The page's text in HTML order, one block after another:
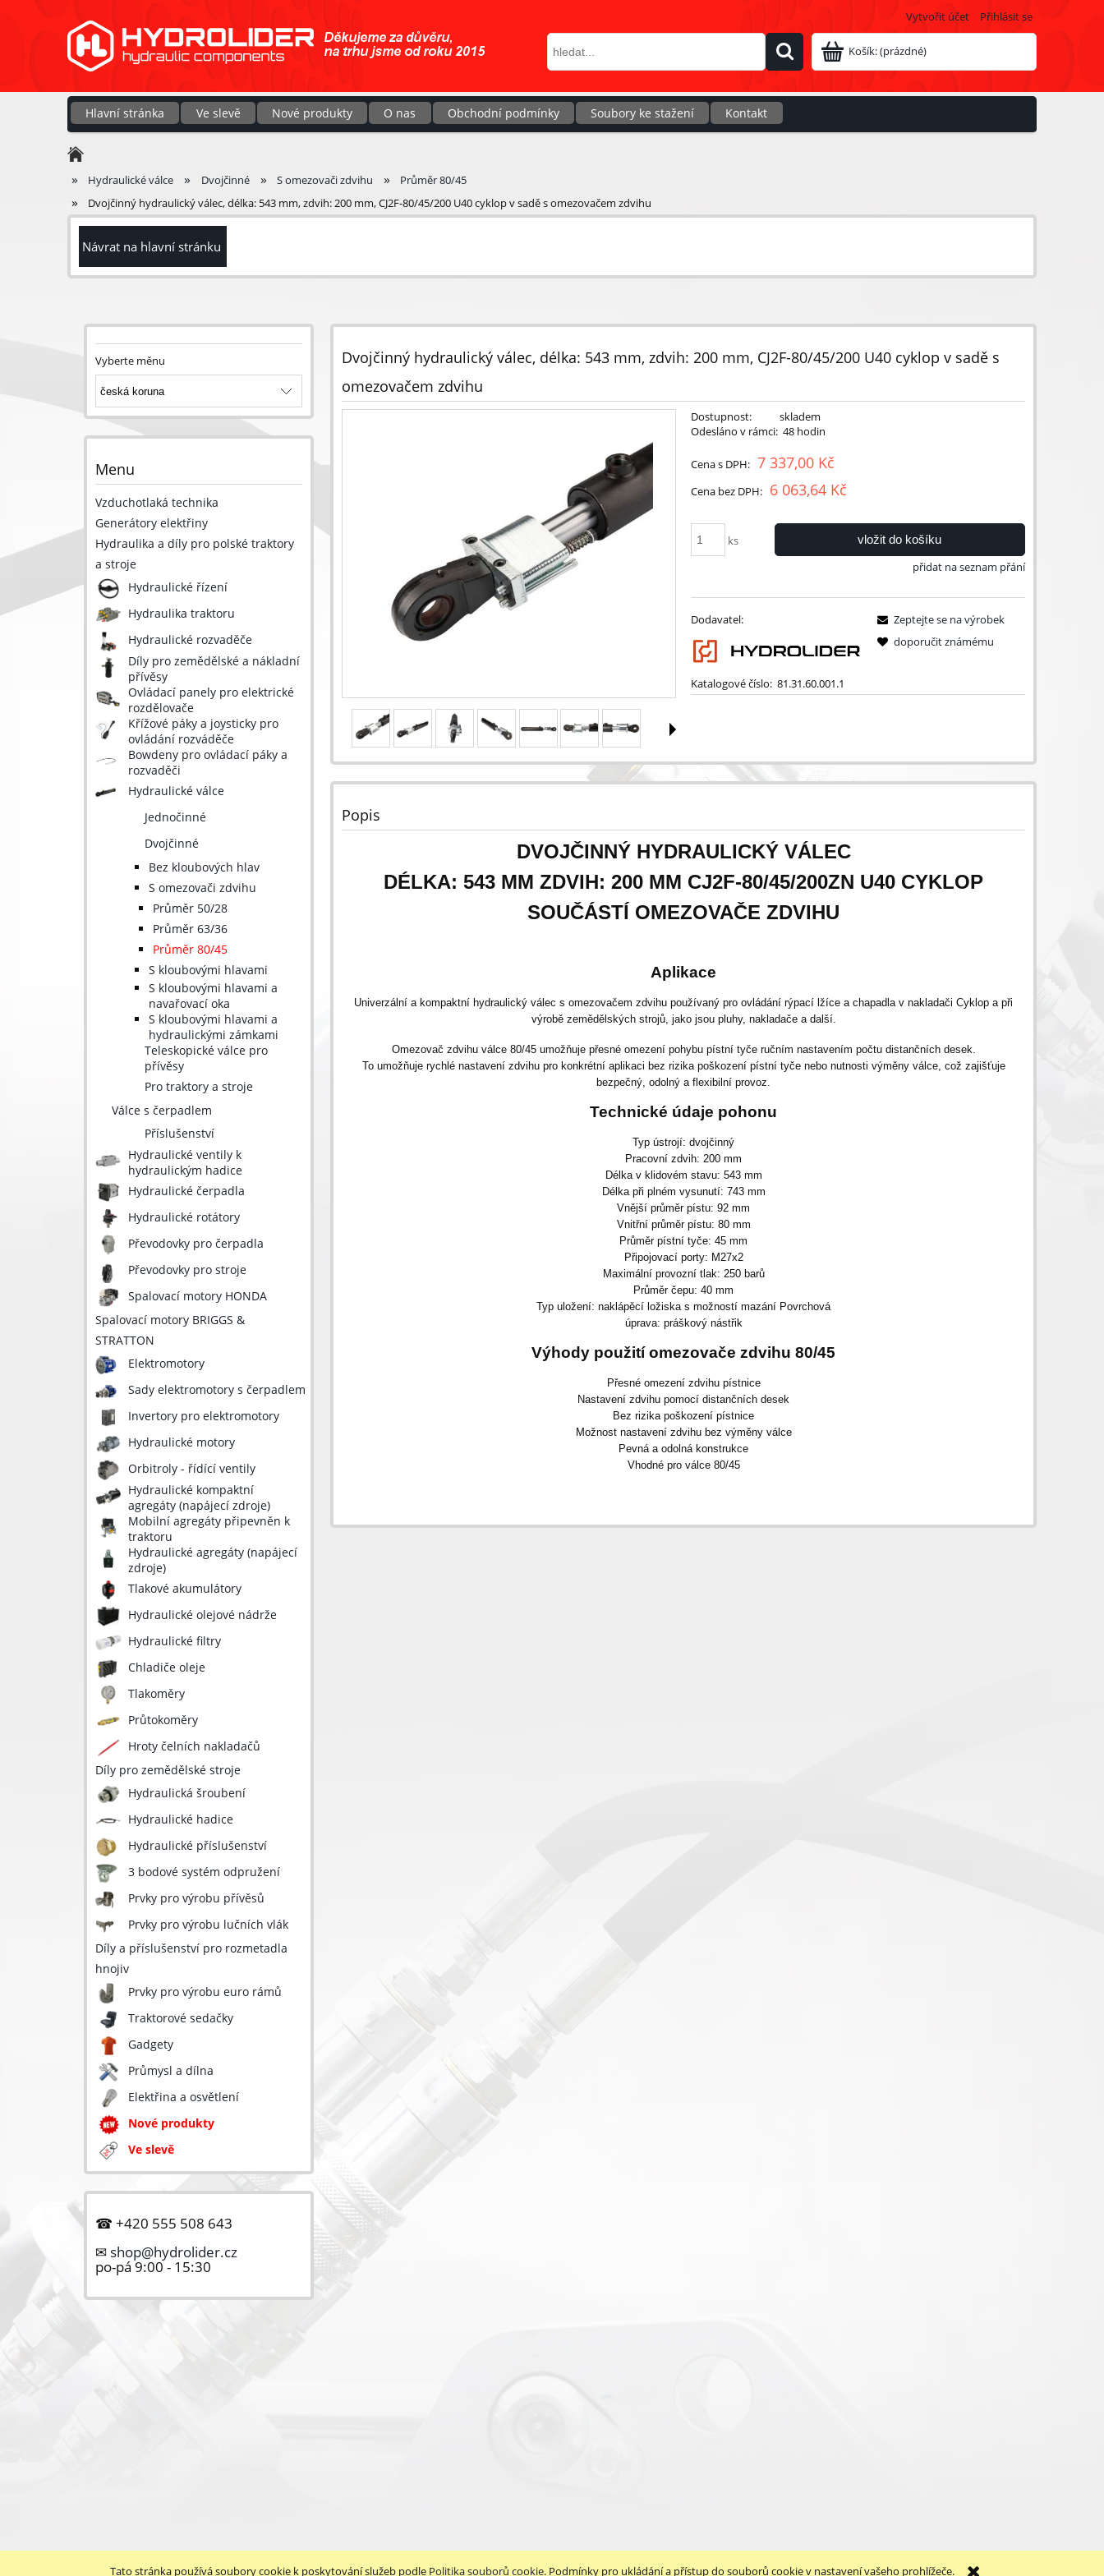
Tato stránka používá soubory cookie k poskytování služeb podle Politika souborů cookie. Podmínky pro ukládání a přístup do souborů cookie v nastavení vašeho prohlížeče.
Vytvořit účet Přihlásit se
Košík:(prázdné)
Hlavní stránka Ve slevě Nové produkty O nas Obchodní podmínky Soubory ke stažení Kontakt
» Hydraulické válce » Dvojčinné » S omezovači zdvihu » Průměr 80/45
» Dvojčinný hydraulický válec, délka: 543 mm, zdvih: 200 mm, CJ2F-80/45/200 U40 cyklop v sadě s omezovačem zdvihu
Návrat na hlavní stránku
Vyberte měnu
Menu
Vzduchotlaká technika
Generátory elektřiny
Hydraulika a díly pro polské traktory
a stroje
Hydraulické řízení
Hydraulika traktoru
Hydraulické rozvaděče
Díly pro zemědělské a nákladní
přívěsy
Ovládací panely pro elektrické
rozdělovače
Křížové páky a joysticky pro
ovládání rozváděče
Bowdeny pro ovládací páky a
rozvaděči
Hydraulické válce
Jednočinné
Dvojčinné
Bez kloubových hlav
S omezovači zdvihu
Průměr 50/28
Průměr 63/36
Průměr 80/45
S kloubovými hlavami
S kloubovými hlavami a
navařovací oka
S kloubovými hlavami a
hydraulickými zámkami
Teleskopické válce pro
přívěsy
Pro traktory a stroje
Válce s čerpadlem
Příslušenství
Hydraulické ventily k
hydraulickým hadice
Hydraulické čerpadla
Hydraulické rotátory
Převodovky pro čerpadla
Převodovky pro stroje
Spalovací motory HONDA
Spalovací motory BRIGGS &
STRATTON
Elektromotory
Sady elektromotory s čerpadlem
Invertory pro elektromotory
Hydraulické motory
Orbitroly - řídící ventily
Hydraulické kompaktní
agregáty (napájecí zdroje)
Mobilní agregáty připevněn k
traktoru
Hydraulické agregáty (napájecí
zdroje)
Tlakové akumulátory
Hydraulické olejové nádrže
Hydraulické filtry
Chladiče oleje
Tlakoměry
Průtokoměry
Hroty čelních nakladačů
Díly pro zemědělské stroje
Hydraulická šroubení
Hydraulické hadice
Hydraulické příslušenství
3 bodové systém odpružení
Prvky pro výrobu přívěsů
Prvky pro výrobu lučních vlák
Díly a příslušenství pro rozmetadla
hnojiv
Prvky pro výrobu euro rámů
Traktorové sedačky
Gadgety
Průmysl a dílna
Elektřina a osvětlení
Nové produkty
Ve slevě
☎ +420 555 508 643
✉ shop@hydrolider.cz
po-pá 9:00 - 15:30
Dvojčinný hydraulický válec, délka: 543 mm, zdvih: 200 mm, CJ2F-80/45/200 U40 cyklop v sadě s
omezovačem zdvihu
Dostupnost:
skladem
Odesláno v rámci: 48 hodin
Cena s DPH: 7 337,00 Kč
Cena bez DPH: 6 063,64 Kč
ks vložit do košíku
přidat na seznam přání
Dodavatel:
Katalogové číslo: 81.31.60.001.1
Zeptejte se na výrobek
doporučit známému
Popis
DVOJČINNÝ HYDRAULICKÝ VÁLEC
DÉLKA: 543 MM ZDVIH: 200 MM CJ2F-80/45/200ZN U40 CYKLOP
SOUČÁSTÍ OMEZOVAČE ZDVIHU
Aplikace
Univerzální a kompaktní hydraulický válec s omezovačem zdvihu používaný pro ovládání rýpací lžíce a chapadla v nakladači Cyklop a při
výrobě zemědělských strojů, jako jsou pluhy, nakladače a další.
Omezovač zdvihu válce 80/45 umožňuje přesné omezení pohybu pístní tyče ručním nastavením počtu distančních desek.
To umožňuje rychlé nastavení zdvihu pro konkrétní aplikaci bez rizika poškození pístní tyče nebo nutnosti výměny válce, což zajišťuje
bezpečný, odolný a flexibilní provoz.
Technické údaje pohonu
Typ ústrojí: dvojčinný
Pracovní zdvih: 200 mm
Délka v klidovém stavu: 543 mm
Délka při plném vysunutí: 743 mm
Vnější průměr pístu: 92 mm
Vnitřní průměr pístu: 80 mm
Průměr pístní tyče: 45 mm
Připojovací porty: M27x2
Maximální provozní tlak: 250 barů
Průměr čepu: 40 mm
Typ uložení: naklápěcí ložiska s možností mazání Povrchová
úprava: práškový nástřik
Výhody použití omezovače zdvihu 80/45
Přesné omezení zdvihu pístnice
Nastavení zdvihu pomocí distančních desek
Bez rizika poškození pístnice
Možnost nastavení zdvihu bez výměny válce
Pevná a odolná konstrukce
Vhodné pro válce 80/45
Internetový obchod Hydrolider.cz